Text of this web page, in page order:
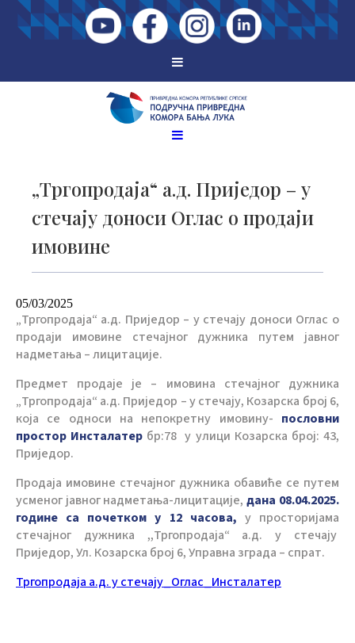
„Тргопродаја“ а.д. Приједор – у
стечају доноси Оглас о продаји
имовине
05/03/2025
„Тргопродаја“ а.д. Приједор – у стечају доноси Оглас о
продаји имовине стечајног дужника путем јавног
надметања – лицитације.
Предмет продаје је – имовина стечајног дужника
„Тргопродаја“ а.д. Приједор – у стечају, Козарска број 6,
која се односи на непокретну имовину- пословни
простор Инсталатер бр:78 у улици Козарска број: 43,
Приједор.
Продаја имовине стечајног дужника обавиће се путем
усменог јавног надметања-лицитације, дана 08.04.2025.
године са почетком у 12 часова, у просторијама
стечајног дужника ,,Тргопродаја“ а.д. у стечају
Приједор, Ул. Козарска број 6, Управна зграда – спрат.
Тргопродаја а.д. у стечају_Оглас_Инсталатер